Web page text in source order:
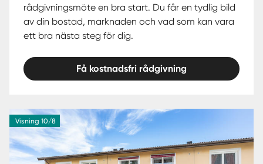
rådgivningsmöte en bra start. Du får en tydlig bild
av din bostad, marknaden och vad som kan vara
ett bra nästa steg för dig.
Få kostnadsfri rådgivning
Visning 10/8